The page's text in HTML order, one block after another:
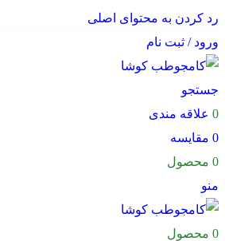
رد کردن به محتوای اصلی
ورود / ثبت نام
جستجو
0 علاقه مندی
0 مقایسه
0 محصول
منو
0 محصول